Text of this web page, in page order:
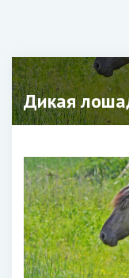
Дикая